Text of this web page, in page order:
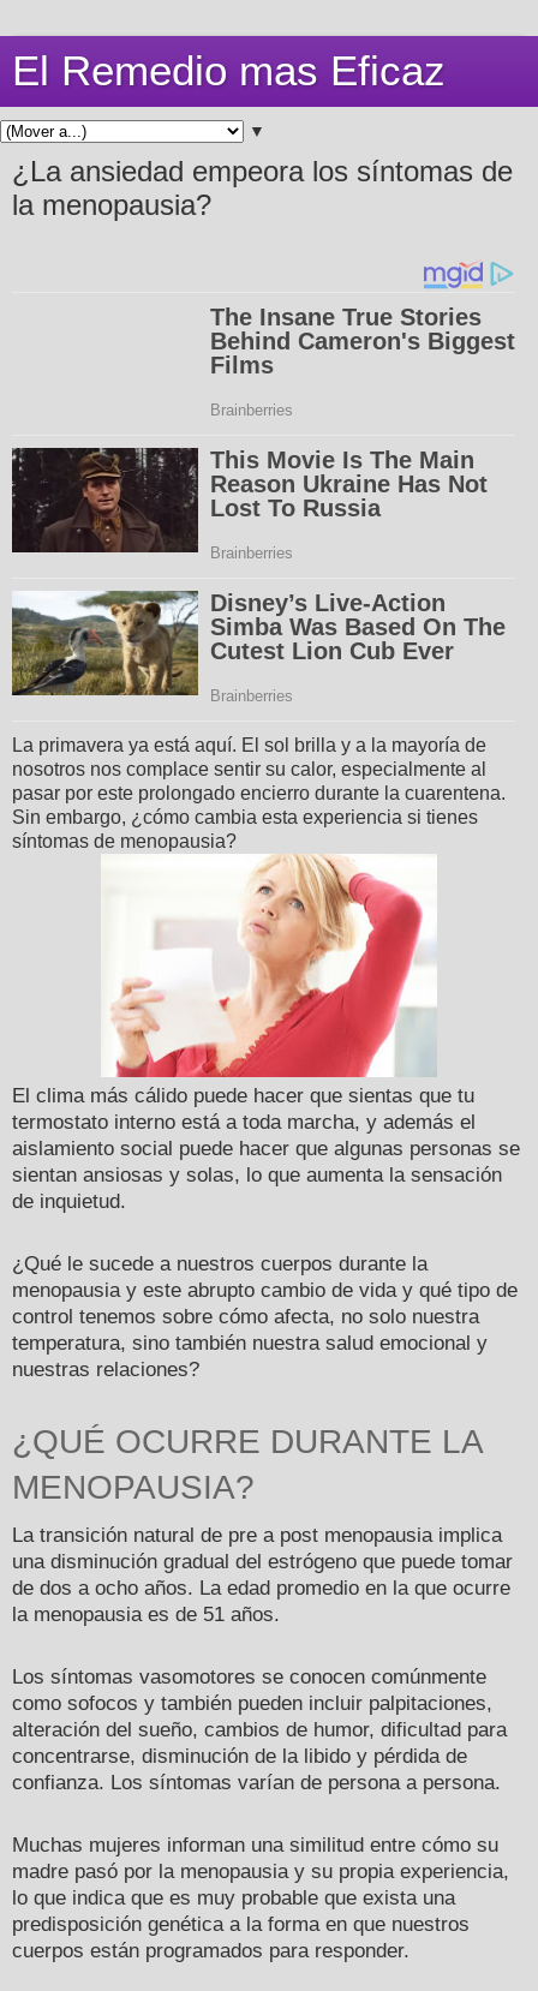
El Remedio mas Eficaz
▼
¿La ansiedad empeora los síntomas de
la menopausia?
La primavera ya está aquí. El sol brilla y a la mayoría de
nosotros nos complace sentir su calor, especialmente al
pasar por este prolongado encierro durante la cuarentena.
Sin embargo, ¿cómo cambia esta experiencia si tienes
síntomas de menopausia?
El clima más cálido puede hacer que sientas que tu
termostato interno está a toda marcha, y además el
aislamiento social puede hacer que algunas personas se
sientan ansiosas y solas, lo que aumenta la sensación
de inquietud.
¿Qué le sucede a nuestros cuerpos durante la
menopausia y este abrupto cambio de vida y qué tipo de
control tenemos sobre cómo afecta, no solo nuestra
temperatura, sino también nuestra salud emocional y
nuestras relaciones?
¿QUÉ OCURRE DURANTE LA
MENOPAUSIA?
La transición natural de pre a post menopausia implica
una disminución gradual del estrógeno que puede tomar
de dos a ocho años. La edad promedio en la que ocurre
la menopausia es de 51 años.
Los síntomas vasomotores se conocen comúnmente
como sofocos y también pueden incluir palpitaciones,
alteración del sueño, cambios de humor, dificultad para
concentrarse, disminución de la libido y pérdida de
confianza. Los síntomas varían de persona a persona.
Muchas mujeres informan una similitud entre cómo su
madre pasó por la menopausia y su propia experiencia,
lo que indica que es muy probable que exista una
predisposición genética a la forma en que nuestros
cuerpos están programados para responder.